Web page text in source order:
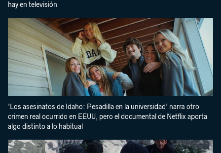
hay en televisión
'Los asesinatos de Idaho: Pesadilla en la universidad' narra otro
crimen real ocurrido en EEUU, pero el documental de Netflix aporta
algo distinto a lo habitual